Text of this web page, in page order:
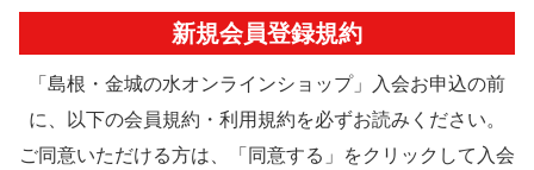
新規会員登録規約
「島根・金城の水オンラインショップ」入会お申込の前
に、以下の会員規約・利用規約を必ずお読みください。
ご同意いただける方は、「同意する」をクリックして入会